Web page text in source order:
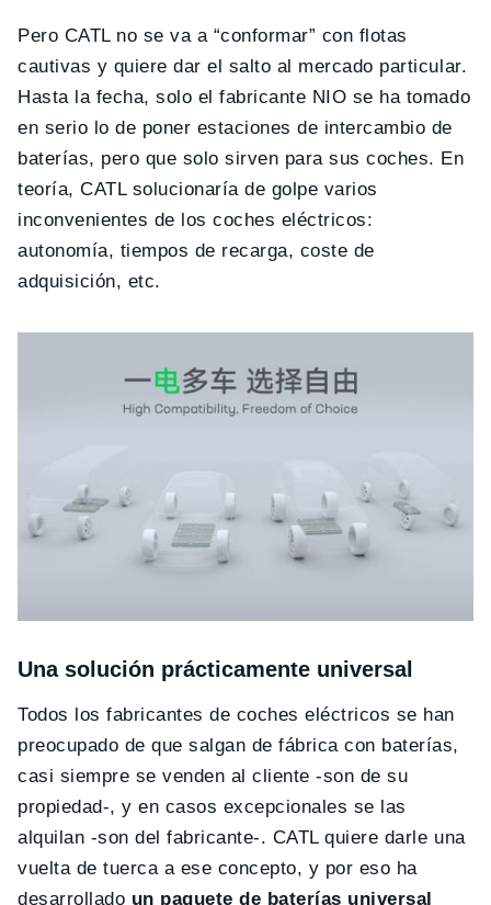
Pero CATL no se va a “conformar” con flotas
cautivas y quiere dar el salto al mercado particular.
Hasta la fecha, solo el fabricante NIO se ha tomado
en serio lo de poner estaciones de intercambio de
baterías, pero que solo sirven para sus coches. En
teoría, CATL solucionaría de golpe varios
inconvenientes de los coches eléctricos:
autonomía, tiempos de recarga, coste de
adquisición, etc.
Una solución prácticamente universal
Todos los fabricantes de coches eléctricos se han
preocupado de que salgan de fábrica con baterías,
casi siempre se venden al cliente -son de su
propiedad-, y en casos excepcionales se las
alquilan -son del fabricante-. CATL quiere darle una
vuelta de tuerca a ese concepto, y por eso ha
desarrollado un paquete de baterías universal